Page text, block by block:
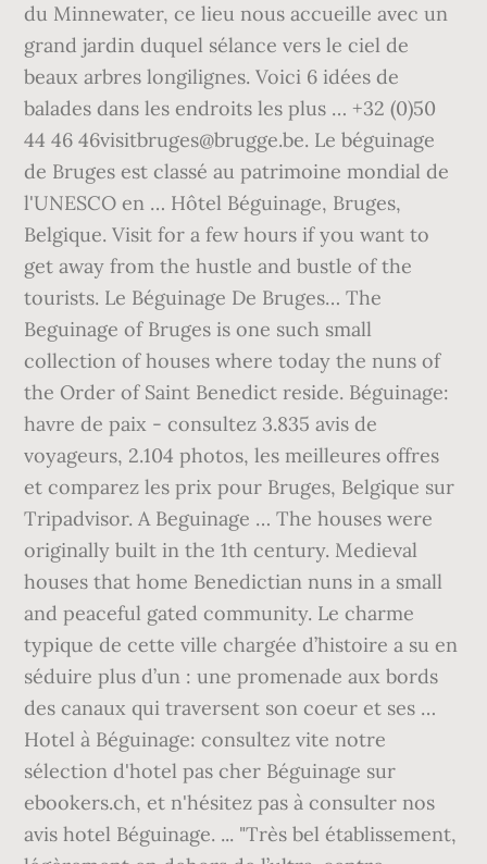
du Minnewater, ce lieu nous accueille avec un
grand jardin duquel sélance vers le ciel de
beaux arbres longilignes. Voici 6 idées de
balades dans les endroits les plus … +32 (0)50
44 46 46visitbruges@brugge.be. Le béguinage
de Bruges est classé au patrimoine mondial de
l'UNESCO en … Hôtel Béguinage, Bruges,
Belgique. Visit for a few hours if you want to
get away from the hustle and bustle of the
tourists. Le Béguinage De Bruges… The
Beguinage of Bruges is one such small
collection of houses where today the nuns of
the Order of Saint Benedict reside. Béguinage:
havre de paix - consultez 3.835 avis de
voyageurs, 2.104 photos, les meilleures offres
et comparez les prix pour Bruges, Belgique sur
Tripadvisor. A Beguinage … The houses were
originally built in the 1th century. Medieval
houses that home Benedictian nuns in a small
and peaceful gated community. Le charme
typique de cette ville chargée d’histoire a su en
séduire plus d’un : une promenade aux bords
des canaux qui traversent son coeur et ses …
Hotel à Béguinage: consultez vite notre
sélection d'hotel pas cher Béguinage sur
ebookers.ch, et n'hésitez pas à consulter nos
avis hotel Béguinage. ... "Très bel établissement,